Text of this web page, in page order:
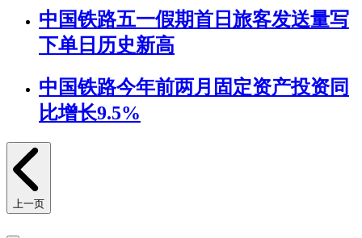
中国铁路五一假期首日旅客发送量写
下单日历史新高
中国铁路今年前两月固定资产投资同
比增长9.5%
上一页